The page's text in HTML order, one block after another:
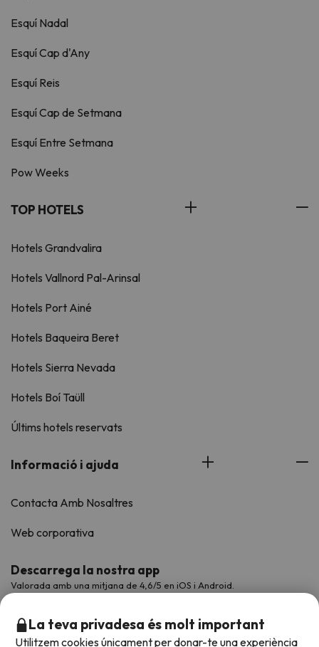
Esquí Nadal
Esquí Cap d'Any
Esquí Reis
Esquí Cap de Setmana
Esquí Entre Setmana
Pow Weeks
TOP HOTELS
Hotels Grandvalira
Hotels Vallnord Pal-Arinsal
Hotels Port Ainé
Hotels Baqueira Beret
Hotels Sierra Nevada
Hotels Boí Taüll
Últims hotels reservats
Informació i ajuda
Contacta Amb Nosaltres
Web corporativa
Descarrega la nostra app
Valorada amb una mitjana de 4,6/5 en iOS i Android.
La teva privadesa és molt important
Utilitzem cookies únicament per donar-te una experiència